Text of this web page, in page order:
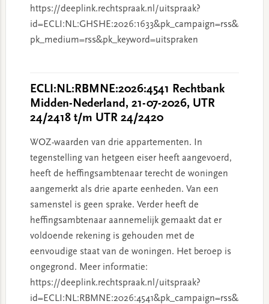
https://deeplink.rechtspraak.nl/uitspraak?
id=ECLI:NL:GHSHE:2026:1633&pk_campaign=rss&
pk_medium=rss&pk_keyword=uitspraken
ECLI:NL:RBMNE:2026:4541 Rechtbank
Midden-Nederland, 21-07-2026, UTR
24/2418 t/m UTR 24/2420
WOZ-waarden van drie appartementen. In
tegenstelling van hetgeen eiser heeft aangevoerd,
heeft de heffingsambtenaar terecht de woningen
aangemerkt als drie aparte eenheden. Van een
samenstel is geen sprake. Verder heeft de
heffingsambtenaar aannemelijk gemaakt dat er
voldoende rekening is gehouden met de
eenvoudige staat van de woningen. Het beroep is
ongegrond. Meer informatie:
https://deeplink.rechtspraak.nl/uitspraak?
id=ECLI:NL:RBMNE:2026:4541&pk_campaign=rss&